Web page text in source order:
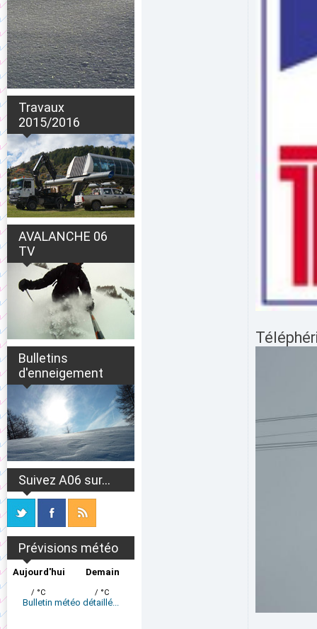
Travaux
2015/2016
AVALANCHE 06
TV
Bulletins
d'enneigement
Suivez A06 sur...
Prévisions météo
Aujourd'hui
/ °C
Demain
/ °C
Bulletin météo détaillé...